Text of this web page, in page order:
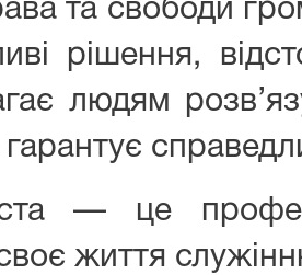
та свободи
рішення,
людям
— це
життя